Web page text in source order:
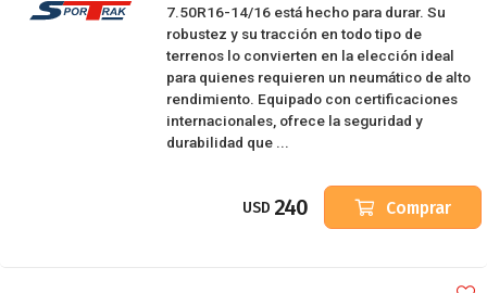
7.50R16-14/16 está hecho para durar. Su
robustez y su tracción en todo tipo de
terrenos lo convierten en la elección ideal
para quienes requieren un neumático de alto
rendimiento. Equipado con certificaciones
internacionales, ofrece la seguridad y
durabilidad que ...
USD 240 Comprar